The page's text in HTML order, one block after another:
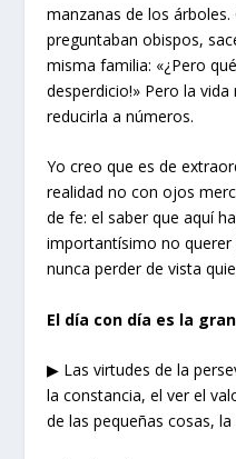
manzanas de los
preguntaban obispos,
misma familia: «¿Pero
desperdicio!» Pero la
reducirla a números.
Yo creo que es de
realidad no con ojos
de fe: el saber que aquí
importantísimo no
nunca perder de vista
El día con día es la
▶ Las virtudes de la
la constancia, el ver el
de las pequeñas cosas, la